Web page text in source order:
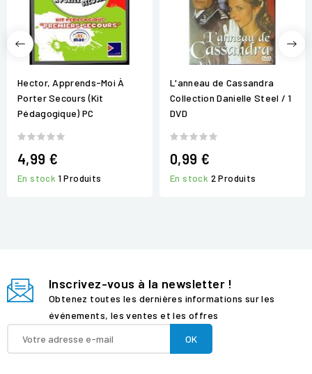
Hector, Apprends-Moi À
Porter Secours (Kit
Pédagogique) PC
4,99 €
En stock 1 Produits
L'anneau de Cassandra
Collection Danielle Steel / 1
DVD
0,99 €
En stock 2 Produits
Inscrivez-vous à la newsletter !
Obtenez toutes les dernières informations sur les
événements, les ventes et les offres